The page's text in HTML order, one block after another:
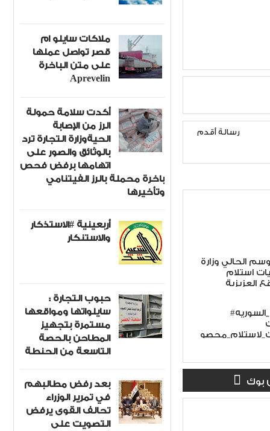
رسالة أقدم
الحالي وزارة
استلام
العزيزية
#مؤسسة_الحبوب_السوريه
بوك
ملاكات سايلو ام
قصر تواصل عملها
على متن الباخرة
Aprevelin
أكدت سلامة حمولة
الرز من الإصابة
الحيةوزارة التجارة ترد
بالوثائق والصور على
اتهامها برفض فحص
باخرة محملة بالرز الفيتنامي
وتأخيرها
أربعينية #الاستذكار
والاستنكار
حبوب التجارة :
سايلواتها ومواقعها
مستمرة بتجهيز
المطاحن بالحصة
التاسعة من الحنطة
بعد رفض مطالبهم
في تمرير الوزراء
تحالف القوى يرفض
التصويت على